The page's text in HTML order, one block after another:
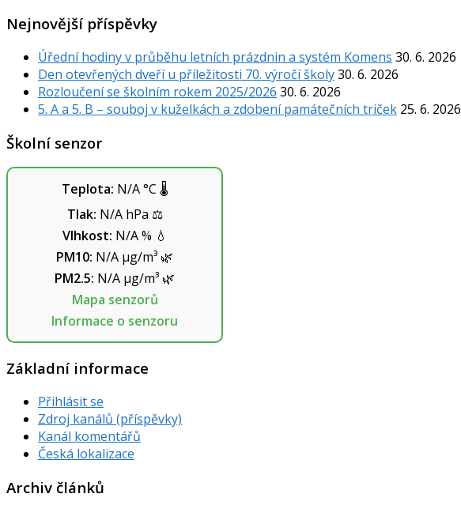
Nejnovější příspěvky
Úřední hodiny v průběhu letních prázdnin a systém Komens 30. 6. 2026
Den otevřených dveří u příležitosti 70. výročí školy30. 6. 2026
Rozloučení se školním rokem 2025/2026 30. 6. 2026
5. A a 5. B – souboj v kuželkách a zdobení památečních triček 25. 6. 2026
Školní senzor
Teplota: N/A°C 🌡️
Tlak: N/AhPa ⚖️
Vlhkost: N/A% 💧
PM10: N/A µg/m³ 🌿
PM2.5: N/A µg/m³ 🌿
Mapa senzorů
Informace o senzoru
Základní informace
Přihlásit se
Zdroj kanálů (příspěvky)
Kanál komentářů
Česká lokalizace
Archiv článků